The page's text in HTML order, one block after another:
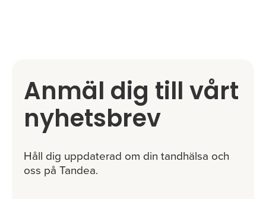
Anmäl dig till vårt
nyhetsbrev
Håll dig uppdaterad om din tandhälsa och
oss på Tandea.